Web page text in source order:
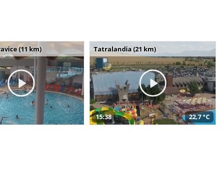
(11 km) Tatralandia (21 km)
15:38 22,7 °C